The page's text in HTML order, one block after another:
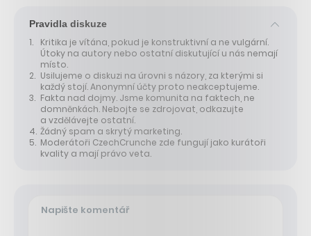
Pravidla diskuze
Kritika je vítána, pokud je konstruktivní a ne vulgární.
Útoky na autory nebo ostatní diskutující u nás nemají
místo.
Usilujeme o diskuzi na úrovni s názory, za kterými si
každý stojí. Anonymní účty proto neakceptujeme.
Fakta nad dojmy. Jsme komunita na faktech, ne
domněnkách. Nebojte se zdrojovat, odkazujte
a vzdělávejte ostatní.
Žádný spam a skrytý marketing.
Moderátoři CzechCrunche zde fungují jako kurátoři
kvality a mají právo veta.